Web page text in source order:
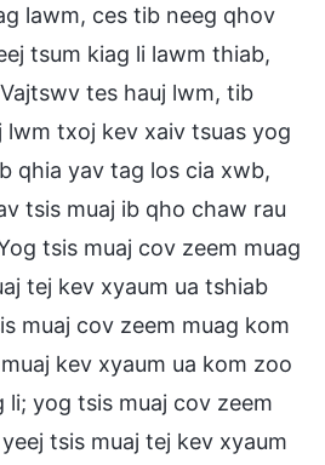
lawm, ces tib neeg qhov
tsum kiag li lawm thiab,
tes hauj lwm, tib
lwm txoj kev xaiv tsuas yog
qhia yav tag los cia xwb,
tsis muaj ib qho chaw rau
tsis muaj cov zeem muag
tej kev xyaum ua tshiab
muaj cov zeem muag kom
kev xyaum ua kom zoo
yog tsis muaj cov zeem
tsis muaj tej kev xyaum